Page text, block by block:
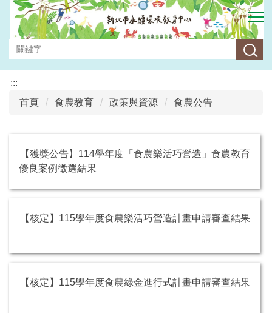
主
內
容
:::
首頁
食農教育 政策與資源 食農公告
【獲獎公告】114學年度「食農樂活巧營造」食農教育
優良案例徵選結果
【核定】115學年度食農樂活巧營造計畫申請審查結果
【核定】115學年度食農綠金進行式計畫申請審查結果